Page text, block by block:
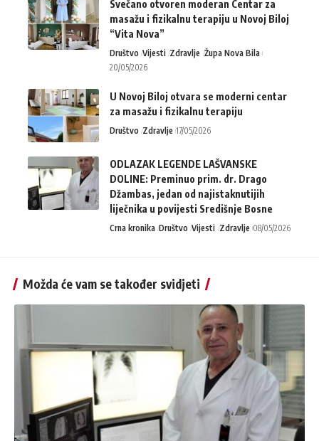
Svečano otvoren moderan Centar za
masažu i fizikalnu terapiju u Novoj Biloj
“Vita Nova”
Društvo Vijesti Zdravlje Župa Nova Bila
20/05/2026
U Novoj Biloj otvara se moderni centar
za masažu i fizikalnu terapiju
Društvo Zdravlje 17/05/2026
ODLAZAK LEGENDE LAŠVANSKE
DOLINE: Preminuo prim. dr. Drago
Džambas, jedan od najistaknutijih
liječnika u povijesti Središnje Bosne
Crna kronika Društvo Vijesti Zdravlje 08/05/2026
Možda će vam se također svidjeti